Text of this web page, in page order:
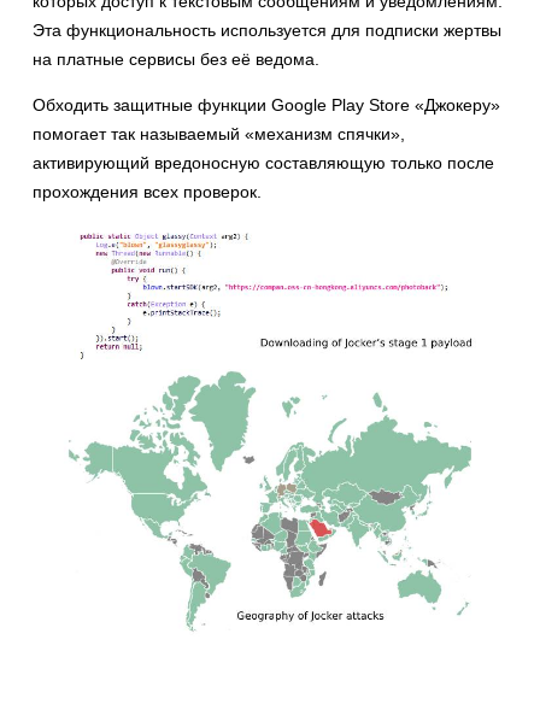
Эта функциональность используется для подписки жертвы
на платные сервисы без её ведома.
Обходить защитные функции Google Play Store «Джокеру»
помогает так называемый «механизм спячки»,
активирующий вредоносную составляющую только после
прохождения всех проверок.